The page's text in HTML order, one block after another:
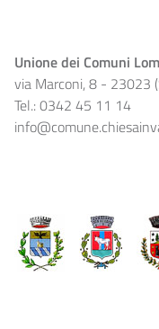
Unione dei Comuni
via Marconi, 8 - 23023
Tel.: 0342 45 11 14